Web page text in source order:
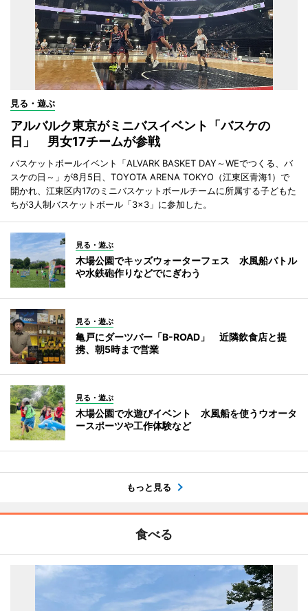
見る・遊ぶ
アルバルク東京がミニバスイベント「バスケの
日」 男女17チームが参戦
バスケットボールイベント「ALVARK BASKET DAY～WEでつくる、バ
スケの日～」が8月5日、TOYOTA ARENA TOKYO（江東区青海1）で
開かれ、江東区内17のミニバスケットボールチームに所属する子どもた
ちが3人制バスケットボール「3×3」に参加した。
見る・遊ぶ
木場公園でキッズウォーターフェス 水風船バトル
や水鉄砲作りなどでにぎわう
見る・遊ぶ
亀戸にダーツバー「B-ROAD」 近隣飲食店と提
携、朝5時まで営業
見る・遊ぶ
木場公園で水遊びイベント 水風船を使うウオータ
ースポーツや工作体験など
もっと見る
食べる